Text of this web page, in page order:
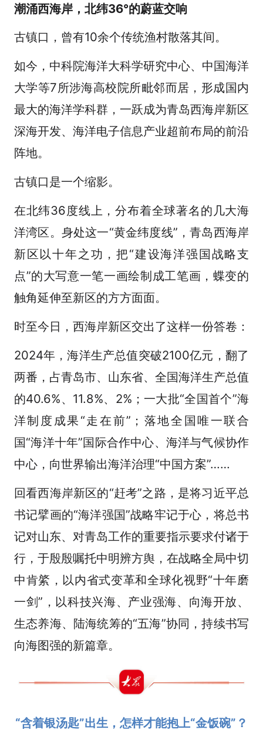
潮涌西海岸，北纬36°的蔚蓝交响
古镇口，曾有10余个传统渔村散落其间。
如今，中科院海洋大科学研究中心、中国海洋
大学等7所涉海高校院所毗邻而居，形成国内
最大的海洋学科群，一跃成为青岛西海岸新区
深海开发、海洋电子信息产业超前布局的前沿
阵地。
古镇口是一个缩影。
在北纬36度线上，分布着全球著名的几大海
洋湾区。身处这一“黄金纬度线”，青岛西海岸
新区以十年之功，把“建设海洋强国战略支
点”的大写意一笔一画绘制成工笔画，蝶变的
触角延伸至新区的方方面面。
时至今日，西海岸新区交出了这样一份答卷：
2024年，海洋生产总值突破2100亿元，翻了
两番，占青岛市、山东省、全国海洋生产总值
的40.6%、11.8%、2%；一大批“全国首个”海
洋制度成果“走在前”；落地全国唯一联合
国“海洋十年”国际合作中心、海洋与气候协作
中心，向世界输出海洋治理“中国方案”……
回看西海岸新区的“赶考”之路，是将习近平总
书记擘画的“海洋强国”战略牢记于心，将总书
记对山东、对青岛工作的重要指示要求付诸于
行，于殷殷嘱托中明辨方舆，在战略全局中切
中肯綮，以内省式变革和全球化视野“十年磨
一剑”，以科技兴海、产业强海、向海开放、
生态养海、陆海统筹的“五海”协同，持续书写
向海图强的新篇章。
“含着银汤匙”出生，怎样才能抱上“金饭碗”？